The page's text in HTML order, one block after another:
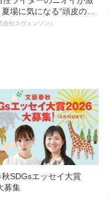
場に気になる“頭皮のニ
“ベタつき”を解消す
会社スヴェンソン）
SDGsエッセイ大賞
募集